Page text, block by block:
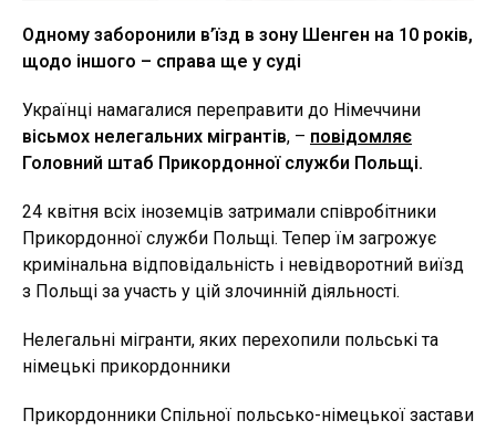
Одному заборонили в’їзд в зону Шенген на 10 років,
щодо іншого – справа ще у суді
Українці намагалися переправити до Німеччини
вісьмох нелегальних мігрантів, – повідомляє
Головний штаб Прикордонної служби Польщі.
24 квітня всіх іноземців затримали співробітники
Прикордонної служби Польщі. Тепер їм загрожує
кримінальна відповідальність і невідворотний виїзд
з Польщі за участь у цій злочинній діяльності.
Нелегальні мігранти, яких перехопили польські та
німецькі прикордонники
Прикордонники Спільної польсько-німецької застави